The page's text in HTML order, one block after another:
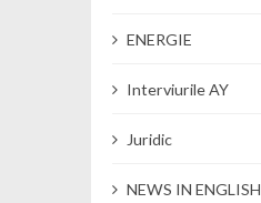
ENERGIE
Interviurile AY
Juridic
NEWS IN ENGLISH